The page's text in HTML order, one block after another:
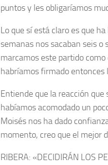
puntos y les obligaríamos
Lo que sí está claro es que
semanas nos sacaban seis
marcamos este partido
habríamos firmado entonces
Entiende que la reacción que
habíamos acomodado un
Moisés nos ha dado
momento, creo que el mejor
RIBERA: «DECIDIRÁN LOS